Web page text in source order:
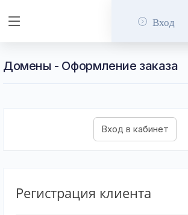
Вход
Домены - Оформление заказа
Регистрация клиента